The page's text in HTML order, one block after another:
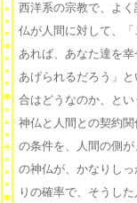
西洋系の宗教で、よ
仏が人間に対して、
あれば、あなた達を
あげられるだろう」
合はどうなのか、とい
神仏と人間との契約
の条件を、人間の側
の神仏が、かなりし
りの確率で、そうし